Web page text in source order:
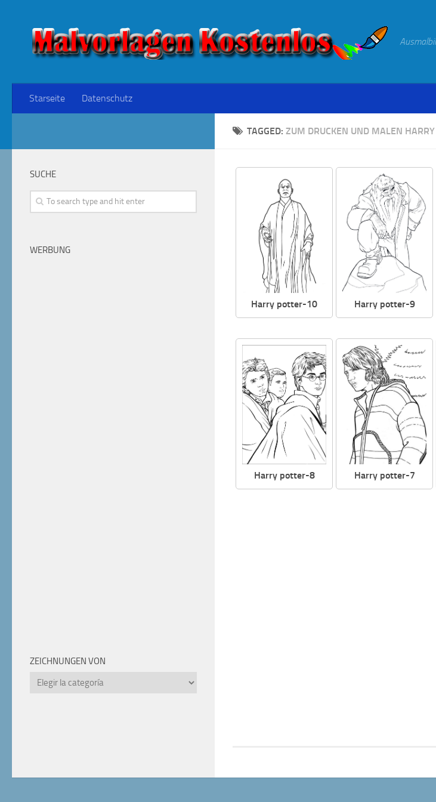
Starseite Datenschutz
TAGGED: ZUM DRUCKEN UND MALEN HARRY
Harry potter-10 Harry potter-9
Harry potter-8 Harry potter-7
SUCHE
WERBUNG
ZEICHNUNGEN VON
Zeichnungen